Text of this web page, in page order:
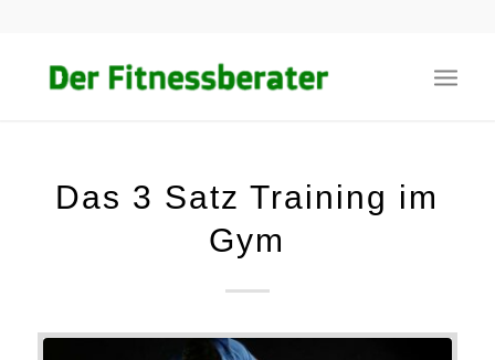
Das 3 Satz Training im
Gym